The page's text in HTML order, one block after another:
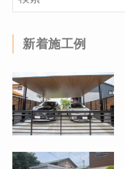
新着施工例